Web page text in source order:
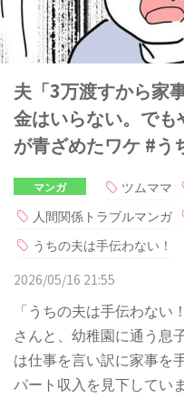
夫「3万渡すから家
金はいらない。で
が青ざめたワケ #う
マンガ ツムママ
人間関係トラブルマンガ
うちの夫は手伝わない！
2026/05/16 21:55
「うちの夫は手伝わな
さんと、幼稚園に通う息
は仕事を言い訳に家事を
パート収入を見下していま